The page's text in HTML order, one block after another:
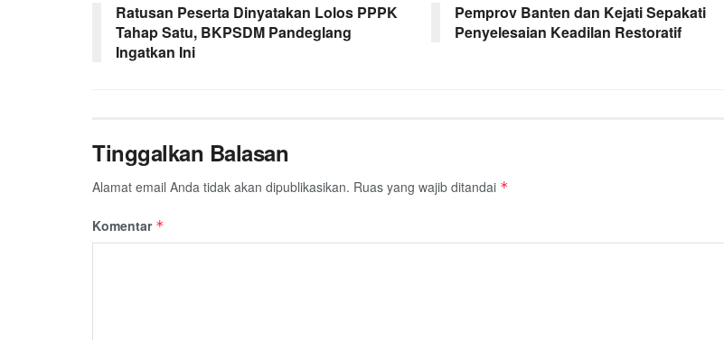
Ratusan Peserta Dinyatakan Lolos PPPK
Tahap Satu, BKPSDM Pandeglang
Ingatkan Ini
Pemprov Banten dan Kejati Sepakati
Penyelesaian Keadilan Restoratif
Tinggalkan Balasan
Alamat email Anda tidak akan dipublikasikan. Ruas yang wajib ditandai *
Komentar *